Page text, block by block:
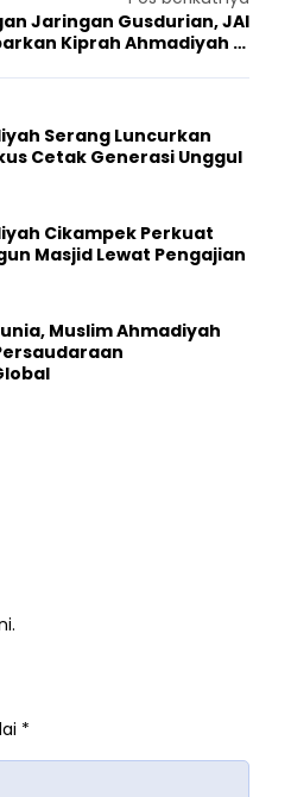
Jaringan Gusdurian, JAI
Kiprah Ahmadiyah di
Serang Luncurkan
Cetak Generasi Unggul
Cikampek Perkuat
Masjid Lewat Pengajian
Muslim Ahmadiyah
*